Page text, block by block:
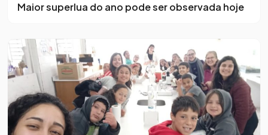
Maior superlua do ano pode ser observada hoje